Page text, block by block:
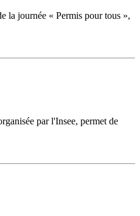
la journée « Permis pour tous »,
par l'Insee, permet de